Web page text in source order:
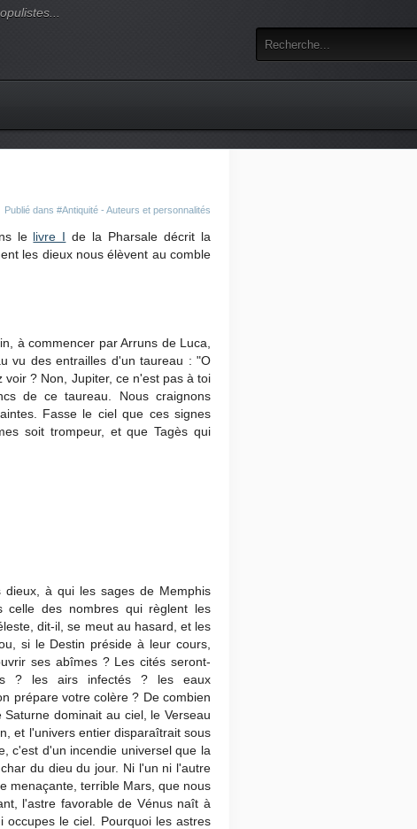
Publié dans #Antiquité - Auteurs et personnalités
le livre I de la Pharsale décrit la
les dieux nous élèvent au comble
à commencer par Arruns de Luca,
vu des entrailles d'un taureau : "O
? Non, Jupiter, ce n'est pas à toi
de ce taureau. Nous craignons
Fasse le ciel que ces signes
soit trompeur, et que Tagès qui
à qui les sages de Memphis
celle des nombres qui règlent les
dit-il, se meut au hasard, et les
si le Destin préside à leur cours,
ses abîmes ? Les cités seront-
? les airs infectés ? les eaux
prépare votre colère ? De combien
dominait au ciel, le Verseau
et l'univers entier disparaîtrait sous
c'est d'un incendie universel que la
du dieu du jour. Ni l'un ni l'autre
menaçante, terrible Mars, que nous
l'astre favorable de Vénus naît à
le ciel. Pourquoi les astres